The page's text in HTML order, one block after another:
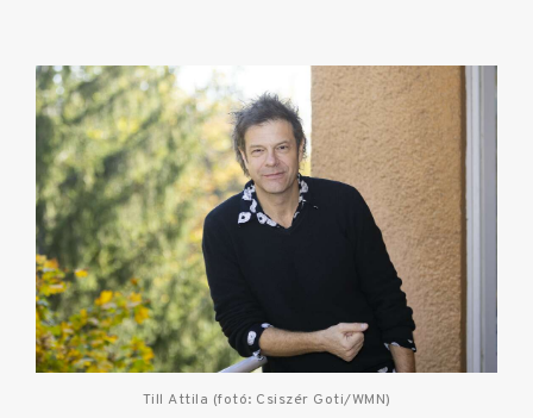
Till Attila (fotó: Csiszér Goti/WMN)